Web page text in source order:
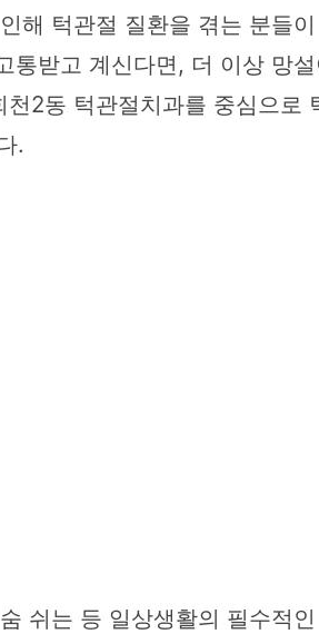
해 턱관절 질환을 겪는 분들
받고 계신다면, 더 이상 망
2동 턱관절치과를 중심으로
.
쉬는 등 일상생활의 필수적